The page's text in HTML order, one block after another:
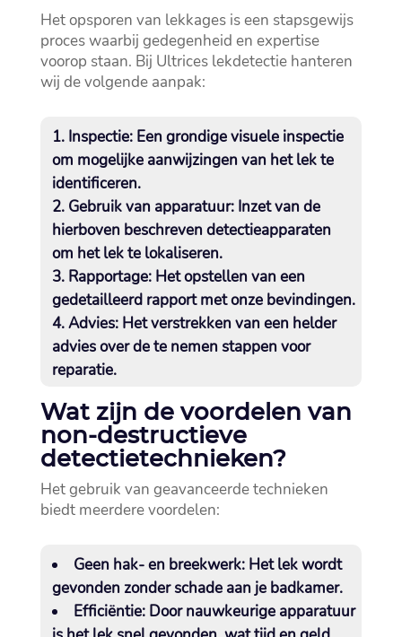
Het opsporen van lekkages is een stapsgewijs
proces waarbij gedegenheid en expertise
voorop staan.​ Bij Ultrices lekdetectie hanteren
wij de volgende aanpak:
Inspectie:Een grondige visuele inspectie
om mogelijke aanwijzingen van het lek te
identificeren.​
Gebruik van apparatuur:Inzet van de
hierboven beschreven detectieapparaten
om het lek te lokaliseren.​
Rapportage:Het opstellen van een
gedetailleerd rapport met onze bevindingen.​
Advies:Het verstrekken van een helder
advies over de te nemen stappen voor
reparatie.​
Wat zijn de voordelen van
non-destructieve
detectietechnieken?
Het gebruik van geavanceerde technieken
biedt meerdere voordelen:
Geen hak- en breekwerk:Het lek wordt
gevonden zonder schade aan je badkamer.​
Efficiëntie:Door nauwkeurige apparatuur